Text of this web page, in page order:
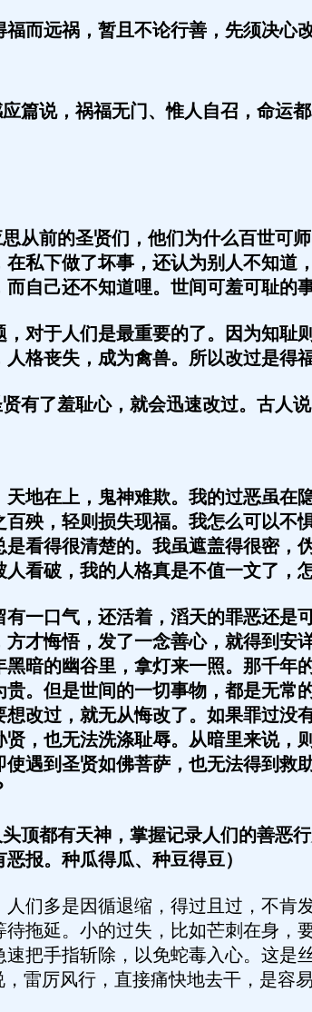
远祸，暂且不论行善，先须决心改
篇说，祸福无门、惟人自召，命运都
从前的圣贤们，他们为什么百世可
私下做了坏事，还认为别人不知道
自己还不知道哩。世间可羞可耻的
于人们是最重要的了。因为知耻
格丧失，成为禽兽。所以改过是得
有了羞耻心，就会迅速改过。古人说
在上，鬼神难欺。我的过恶虽在
殃，轻则损失现福。我怎么可以不
看得很清楚的。我虽遮盖得很密，
看破，我的人格真是不值一文了，
口气，还活着，滔天的罪恶还是
才悔悟，发了一念善心，就得到安
暗的幽谷里，拿灯来一照。那千年
。但是世间的一切事物，都是无常
改过，就无从悔改了。如果罪过没
，也无法洗涤耻辱。从暗里来说，
遇到圣贤如佛菩萨，也无法得到救
顶都有天神，掌握记录人们的善恶
报。种瓜得瓜、种豆得豆）
多是因循退缩，得过且过，不肯发
拖延。小的过失，比如芒刺在身，
把手指斩除，以免蛇毒入心。这是
雷厉风行，直接痛快地去干，是容